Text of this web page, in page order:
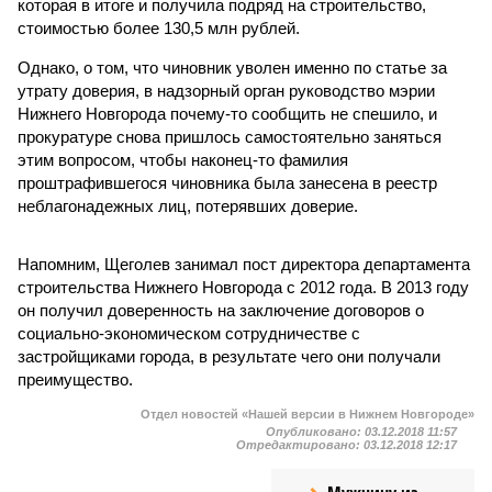
которая в итоге и получила подряд на строительство,
стоимостью более 130,5 млн рублей.
Однако, о том, что чиновник уволен именно по статье за
утрату доверия, в надзорный орган руководство мэрии
Нижнего Новгорода почему-то сообщить не спешило, и
прокуратуре снова пришлось самостоятельно заняться
этим вопросом, чтобы наконец-то фамилия
проштрафившегося чиновника была занесена в реестр
неблагонадежных лиц, потерявших доверие.
Напомним, Щеголев занимал пост директора департамента
строительства Нижнего Новгорода с 2012 года. В 2013 году
он получил доверенность на заключение договоров о
социально-экономическом сотрудничестве с
застройщиками города, в результате чего они получали
преимущество.
Отдел новостей «Нашей версии в Нижнем Новгороде»
Опубликовано: 03.12.2018 11:57
Отредактировано: 03.12.2018 12:17